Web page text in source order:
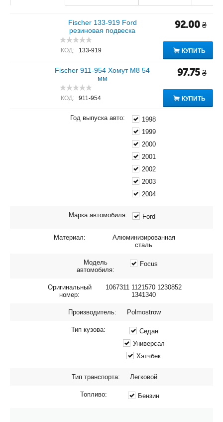
Fischer 133-919 Ford
резиновая подвеска
КОД: 133-919
92.00 ₴
КУПИТЬ
Fischer 911-954 Хомут M8 54
мм
КОД: 911-954
97.75 ₴
КУПИТЬ
Год выпуска авто:
1998
1999
2000
2001
2002
2003
2004
Марка автомобиля: Ford
Материал:
Алюминизированная
сталь
Модель
автомобиля:
Focus
Оригинальный
номер:
1067311 1121570 1230852
1341340
Производитель: Polmostrow
Тип кузова:
Седан
Универсал
Хэтчбек
Тип транспорта: Легковой
Топливо: Бензин